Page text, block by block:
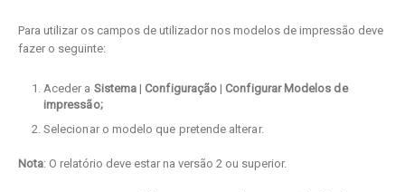
Para utilizar os campos de utilizador nos modelos de impressão deve
fazer o seguinte:
Aceder a Sistema | Configuração | Configurar Modelos de
impressão;
Selecionar o modelo que pretende alterar.
Nota: O relatório deve estar na versão 2 ou superior.